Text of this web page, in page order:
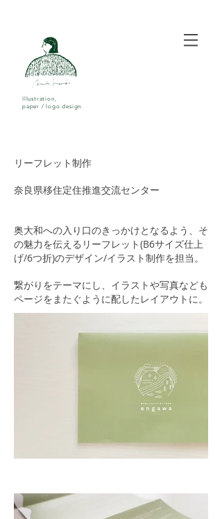
Illustration,
paper / logo design.
リーフレット制作
奈良県移住定住推進交流センター
奥大和への入り口のきっかけとなるよう、そ
の魅力を伝えるリーフレット(B6サイズ仕上
げ/6つ折)のデザイン/イラスト制作を担当。
繋がりをテーマにし、イラストや写真なども
ページをまたぐように配したレイアウトに。